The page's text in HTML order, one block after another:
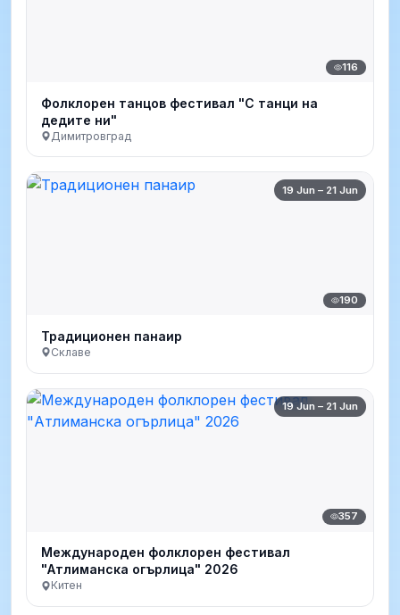
116
Фолклорен танцов фестивал "С танци на
дедите ни"
Димитровград
19 Jun – 21 Jun
190
Традиционен панаир
Склаве
19 Jun – 21 Jun
357
Международен фолклорен фестивал
"Атлиманска огърлица" 2026
Китен